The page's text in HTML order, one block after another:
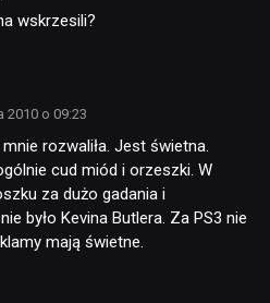
wskrzesili?
2010 o 09:23
rozwaliła. Jest świetna.
cud miód i orzeszki. W
za dużo gadania i
było Kevina Butlera. Za PS3 nie
mają świetne.